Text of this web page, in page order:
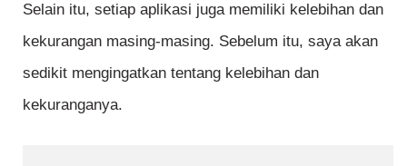
Selain itu, setiap aplikasi juga memiliki kelebihan dan
kekurangan masing-masing. Sebelum itu, saya akan
sedikit mengingatkan tentang kelebihan dan
kekuranganya.